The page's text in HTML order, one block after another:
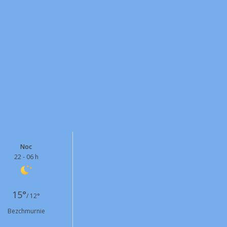
Noc
22 - 06 h
15°/ 12°
Bezchmurnie